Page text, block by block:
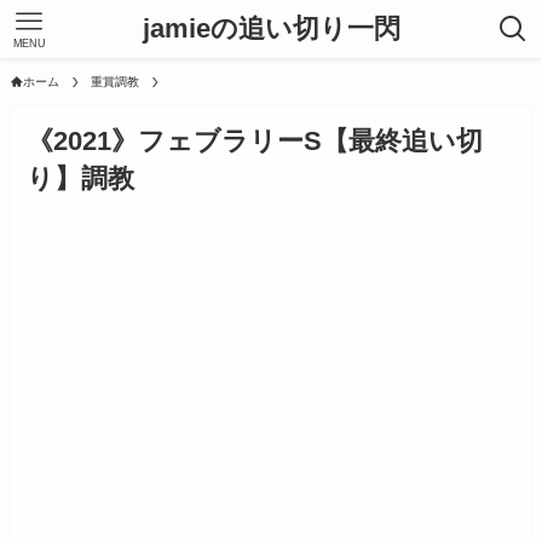
jamieの追い切り一閃
MENU
ホーム 重賞調教
《2021》フェブラリーS【最終追い切
り】調教